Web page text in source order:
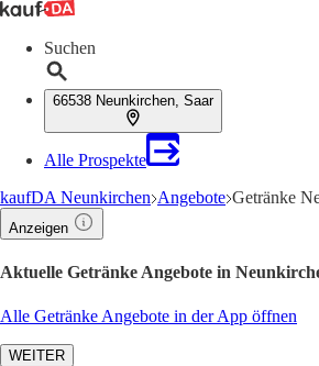
Suchen
66538 Neunkirchen, Saar
Alle Prospekte
kaufDA Neunkirchen Angebote Getränke
Anzeigen
Aktuelle Getränke Angebote in
Alle Getränke Angebote in der App öffnen
WEITER